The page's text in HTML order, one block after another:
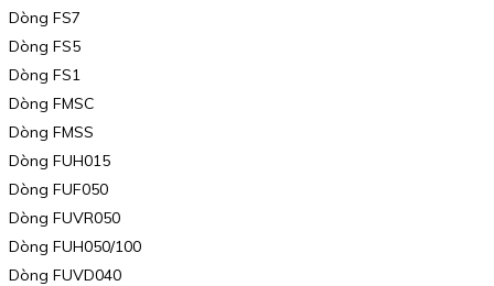
Dòng FS7
Dòng FS5
Dòng FS1
Dòng FMSC
Dòng FMSS
Dòng FUH015
Dòng FUF050
Dòng FUVR050
Dòng FUH050/100
Dòng FUVD040